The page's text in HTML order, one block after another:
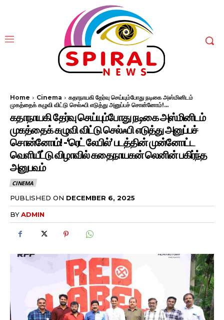
Home Cinema
கதாநாயகி தேர்வு செய்யும்போது நடிகை அஸ்மினிடம்
முகத்தைக் கழுவி விட்டு செல்ஃபி எடுத்து அனுப்பச் சொன்னோம்!...
கதாநாயகி தேர்வு செய்யும்போது நடிகை அஸ்மினிடம்
முகத்தைக் கழுவி விட்டு செல்ஃபி எடுத்து அனுப்பச்
சொன்னோம்! -‘ரெட் லேபில்’ படத்தின் முன்னோட்ட
வெளியீட்டு விழாவில் கதைநாயகன் லெனின் பகிர்ந்த
அனுபவம்
CINEMA
PUBLISHED ON DECEMBER 6, 2025
BYADMIN